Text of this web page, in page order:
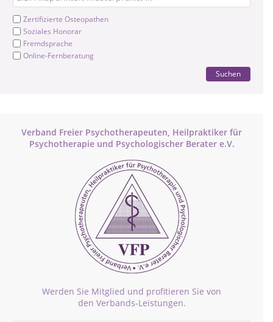
Zertifizierte Osteopathen
Soziales Honorar
Fremdsprache
Online-Fernberatung
Suchen
Verband Freier Psychotherapeuten, Heilpraktiker für
Psychotherapie und Psychologischer Berater e.V.
Werden Sie Mitglied und profitieren Sie von
den Verbands-Leistungen.